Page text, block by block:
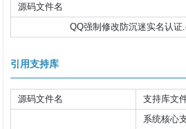
源码文件名
QQ强制修改防沉迷实名认证
引用支持库
源码文件名 支持库文
系统核心